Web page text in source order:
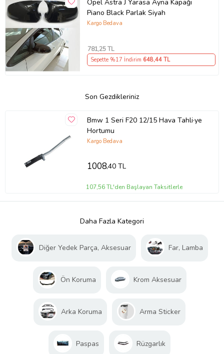
Opel Astra J Yarasa Ayna Kapağı
Piano Black Parlak Siyah
Kargo Bedava
781,25 TL
Sepette %17 İndirim 648,44 TL
Son Gezdikleriniz
Bmw 1 Seri F20 12/15 Hava Tahli·ye
Hortumu
Kargo Bedava
1008,40 TL
107,56 TL'den Başlayan Taksitlerle
Daha Fazla Kategori
Diğer Yedek Parça, Aksesuar Far, Lamba
Ön Koruma Krom Aksesuar
Arka Koruma Arma Sticker
Paspas Rüzgarlık